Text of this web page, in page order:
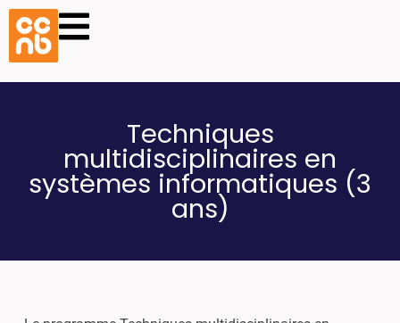
Techniques
multidisciplinaires en
systèmes informatiques (3
ans)